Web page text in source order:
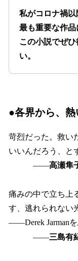
私がコロナ禍
最も重要な作品
この小説でぜ
い。
●各界から、熱
苛烈だった。救い
いいんだろう、と
――高瀬隼
痛みの中で立ち上
す、逃れられない
――Derek Jarmanを
――三島有